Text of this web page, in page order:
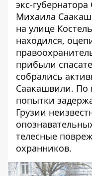
экс-
Михаила
на улице
находился,
прибыли
собрались
Саакашвили. По
попытки
Грузии
телесные
охранников.